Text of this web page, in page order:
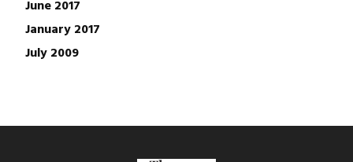
June 2017
January 2017
July 2009